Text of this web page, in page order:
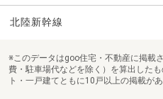
北陸新幹線
※このデータはgoo住宅・不動産に掲載
費・駐車場代などを除く）を算出した
ト・一戸建てともに10戸以上の掲載が